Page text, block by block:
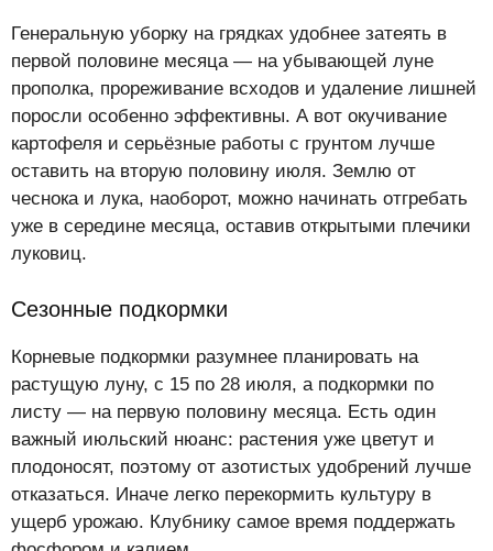
Генеральную уборку на грядках удобнее затеять в
первой половине месяца — на убывающей луне
прополка, прореживание всходов и удаление лишней
поросли особенно эффективны. А вот окучивание
картофеля и серьёзные работы с грунтом лучше
оставить на вторую половину июля. Землю от
чеснока и лука, наоборот, можно начинать отгребать
уже в середине месяца, оставив открытыми плечики
луковиц.
Сезонные подкормки
Корневые подкормки разумнее планировать на
растущую луну, с 15 по 28 июля, а подкормки по
листу — на первую половину месяца. Есть один
важный июльский нюанс: растения уже цветут и
плодоносят, поэтому от азотистых удобрений лучше
отказаться. Иначе легко перекормить культуру в
ущерб урожаю. Клубнику самое время поддержать